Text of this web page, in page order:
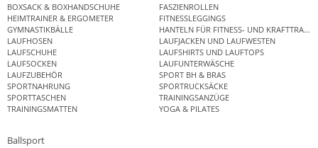
BOXSACK & BOXHANDSCHUHE
FASZIENROLLEN
HEIMTRAINER & ERGOMETER
FITNESSLEGGINGS
GYMNASTIKBÄLLE
HANTELN FÜR FITNESS- UND
LAUFHOSEN
LAUFJACKEN UND LAUFWESTEN
LAUFSCHUHE
LAUFSHIRTS UND LAUFTOPS
LAUFSOCKEN
LAUFUNTERWÄSCHE
LAUFZUBEHÖR
SPORT BH & BRAS
SPORTNAHRUNG
SPORTRUCKSÄCKE
SPORTTASCHEN
TRAININGSANZÜGE
TRAININGSMATTEN
YOGA & PILATES
Ballsport